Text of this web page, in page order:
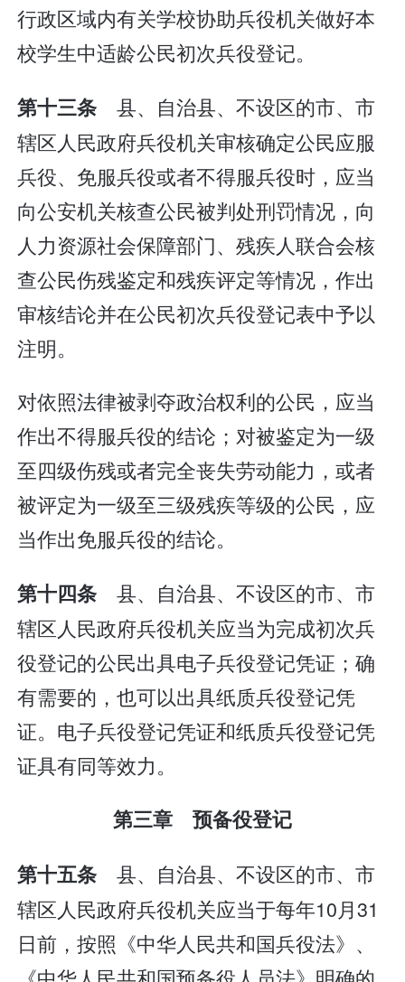
行政区域内有关学校协助兵役机关做好本
校学生中适龄公民初次兵役登记。
第十三条县、自治县、不设区的市、市
辖区人民政府兵役机关审核确定公民应服
兵役、免服兵役或者不得服兵役时，应当
向公安机关核查公民被判处刑罚情况，向
人力资源社会保障部门、残疾人联合会核
查公民伤残鉴定和残疾评定等情况，作出
审核结论并在公民初次兵役登记表中予以
注明。
对依照法律被剥夺政治权利的公民，应当
作出不得服兵役的结论；对被鉴定为一级
至四级伤残或者完全丧失劳动能力，或者
被评定为一级至三级残疾等级的公民，应
当作出免服兵役的结论。
第十四条县、自治县、不设区的市、市
辖区人民政府兵役机关应当为完成初次兵
役登记的公民出具电子兵役登记凭证；确
有需要的，也可以出具纸质兵役登记凭
证。电子兵役登记凭证和纸质兵役登记凭
证具有同等效力。
第三章 预备役登记
第十五条县、自治县、不设区的市、市
辖区人民政府兵役机关应当于每年10月31
日前，按照《中华人民共和国兵役法》、